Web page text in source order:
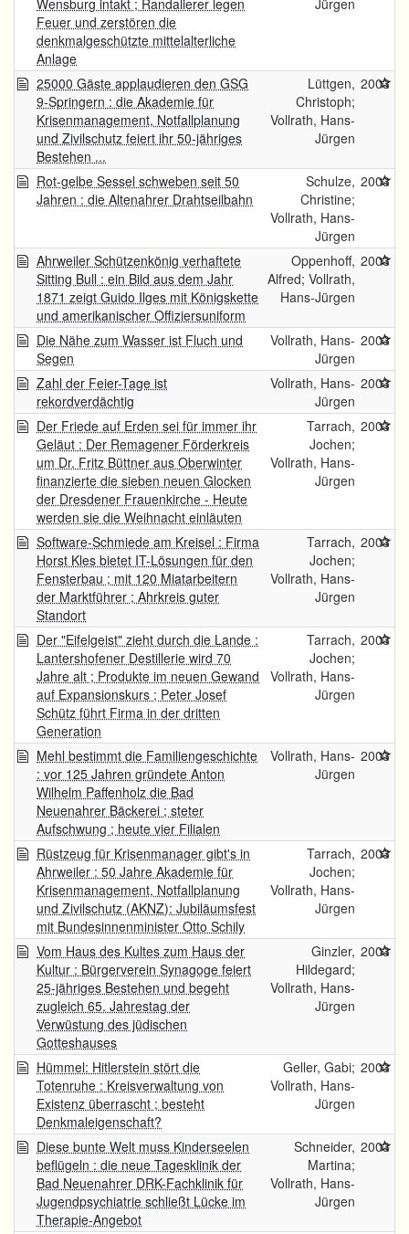
Wensburg intakt ; Randalierer legen
Feuer und zerstören die
denkmalgeschützte mittelalterliche
Anlage
Jürgen
25000 Gäste applaudieren den GSG
9-Springern : die Akademie für
Krisenmanagement, Notfallplanung
und Zivilschutz feiert ihr 50-jähriges
Bestehen ...
Lüttgen,
Christoph;
Vollrath, Hans-
Jürgen
2003
Rot-gelbe Sessel schweben seit 50
Jahren : die Altenahrer Drahtseilbahn
Schulze,
Christine;
Vollrath, Hans-
Jürgen
2003
Ahrweiler Schützenkönig verhaftete
Sitting Bull : ein Bild aus dem Jahr
1871 zeigt Guido Ilges mit Königskette
und amerikanischer Offiziersuniform
Oppenhoff,
Alfred; Vollrath,
Hans-Jürgen
2003
Die Nähe zum Wasser ist Fluch und
Segen
Vollrath, Hans-
Jürgen
2003
Zahl der Feier-Tage ist
rekordverdächtig
Vollrath, Hans-
Jürgen
2003
Der Friede auf Erden sei für immer ihr
Geläut : Der Remagener Förderkreis
um Dr. Fritz Büttner aus Oberwinter
finanzierte die sieben neuen Glocken
der Dresdener Frauenkirche - Heute
werden sie die Weihnacht einläuten
Tarrach,
Jochen;
Vollrath, Hans-
Jürgen
2003
Software-Schmiede am Kreisel : Firma
Horst Kles bietet IT-Lösungen für den
Fensterbau ; mit 120 Miatarbeitern
der Marktführer ; Ahrkreis guter
Standort
Tarrach,
Jochen;
Vollrath, Hans-
Jürgen
2003
Der "Eifelgeist" zieht durch die Lande :
Lantershofener Destillerie wird 70
Jahre alt ; Produkte im neuen Gewand
auf Expansionskurs ; Peter Josef
Schütz führt Firma in der dritten
Generation
Tarrach,
Jochen;
Vollrath, Hans-
Jürgen
2003
Mehl bestimmt die Familiengeschichte
: vor 125 Jahren gründete Anton
Wilhelm Paffenholz die Bad
Neuenahrer Bäckerei ; steter
Aufschwung ; heute vier Filialen
Vollrath, Hans-
Jürgen
2003
Rüstzeug für Krisenmanager gibt's in
Ahrweiler : 50 Jahre Akademie für
Krisenmanagement, Notfallplanung
und Zivilschutz (AKNZ): Jubiläumsfest
mit Bundesinnenminister Otto Schily
Tarrach,
Jochen;
Vollrath, Hans-
Jürgen
2003
Vom Haus des Kultes zum Haus der
Kultur : Bürgerverein Synagoge feiert
25-jähriges Bestehen und begeht
zugleich 65. Jahrestag der
Verwüstung des jüdischen
Gotteshauses
Ginzler,
Hildegard;
Vollrath, Hans-
Jürgen
2003
Hümmel: Hitlerstein stört die
Totenruhe : Kreisverwaltung von
Existenz überrascht ; besteht
Denkmaleigenschaft?
Geller, Gabi;
Vollrath, Hans-
Jürgen
2003
Diese bunte Welt muss Kinderseelen
beflügeln : die neue Tagesklinik der
Bad Neuenahrer DRK-Fachklinik für
Jugendpsychiatrie schließt Lücke im
Therapie-Angebot
Schneider,
Martina;
Vollrath, Hans-
Jürgen
2003